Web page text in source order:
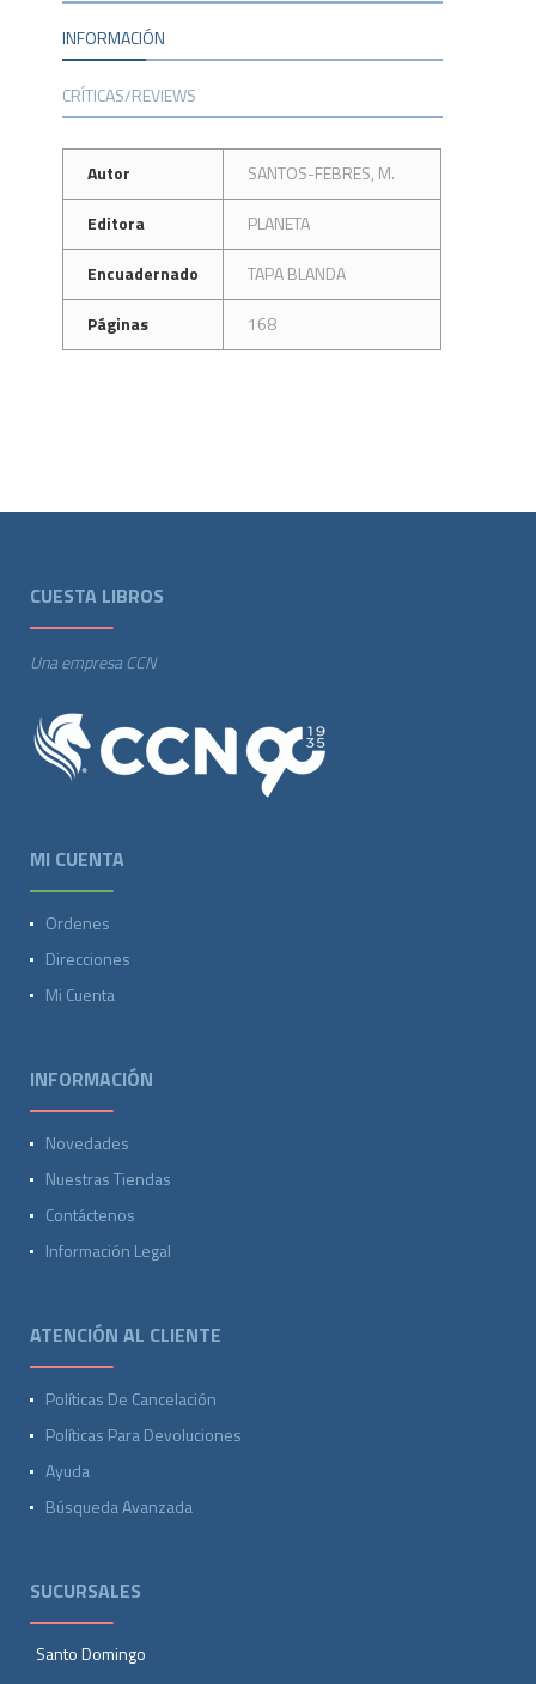
INFORMACIÓN
CRÍTICAS/REVIEWS
Autor
SANTOS-FEBRES, M.
Editora
PLANETA
Encuadernado
TAPA BLANDA
Páginas
168
CUESTA LIBROS
Una empresa CCN
MI CUENTA
Ordenes
Direcciones
Mi Cuenta
INFORMACIÓN
Novedades
Nuestras Tiendas
Contáctenos
Información Legal
ATENCIÓN AL CLIENTE
Políticas De Cancelación
Políticas Para Devoluciones
Ayuda
Búsqueda Avanzada
SUCURSALES
Santo Domingo